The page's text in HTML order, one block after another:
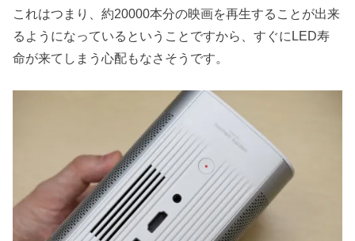
これはつまり、約20000本分の映画を再生することが出来
るようになっているということですから、すぐにLED寿
命が来てしまう心配もなさそうです。